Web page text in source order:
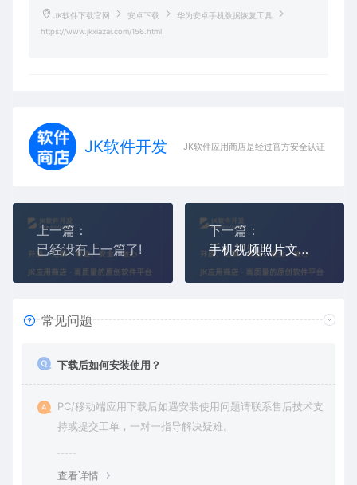
JK软件下载官网 安卓下载
华为安卓手机数据恢复工具
https://www.jkxiazai.com/156.html
JK软件开发 JK软件应用商店是经过官方安全认证，保障
上一篇：
已经没有上一篇了!
下一篇：
手机视频照片文件恢复工具（怎么恢复手机聊天记录数据）
常见问题
下载后如何安装使用？
PC/移动端应用下载后如遇安装使用问题请联系售后技术支
持或提交工单，一对一指导解决疑难。
查看详情